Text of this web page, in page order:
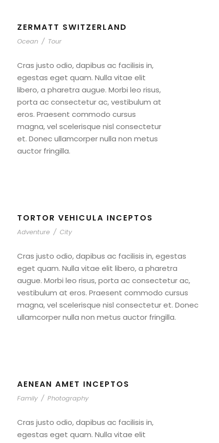
ZERMATT SWITZERLAND
Ocean / Tour
Cras justo odio, dapibus ac facilisis in,
egestas eget quam. Nulla vitae elit
libero, a pharetra augue. Morbi leo risus,
porta ac consectetur ac, vestibulum at
eros. Praesent commodo cursus
magna, vel scelerisque nisl consectetur
et. Donec ullamcorper nulla non metus
auctor fringilla.
TORTOR VEHICULA INCEPTOS
Adventure / City
Cras justo odio, dapibus ac facilisis in, egestas
eget quam. Nulla vitae elit libero, a pharetra
augue. Morbi leo risus, porta ac consectetur ac,
vestibulum at eros. Praesent commodo cursus
magna, vel scelerisque nisl consectetur et. Donec
ullamcorper nulla non metus auctor fringilla.
AENEAN AMET INCEPTOS
Family / Photography
Cras justo odio, dapibus ac facilisis in,
egestas eget quam. Nulla vitae elit